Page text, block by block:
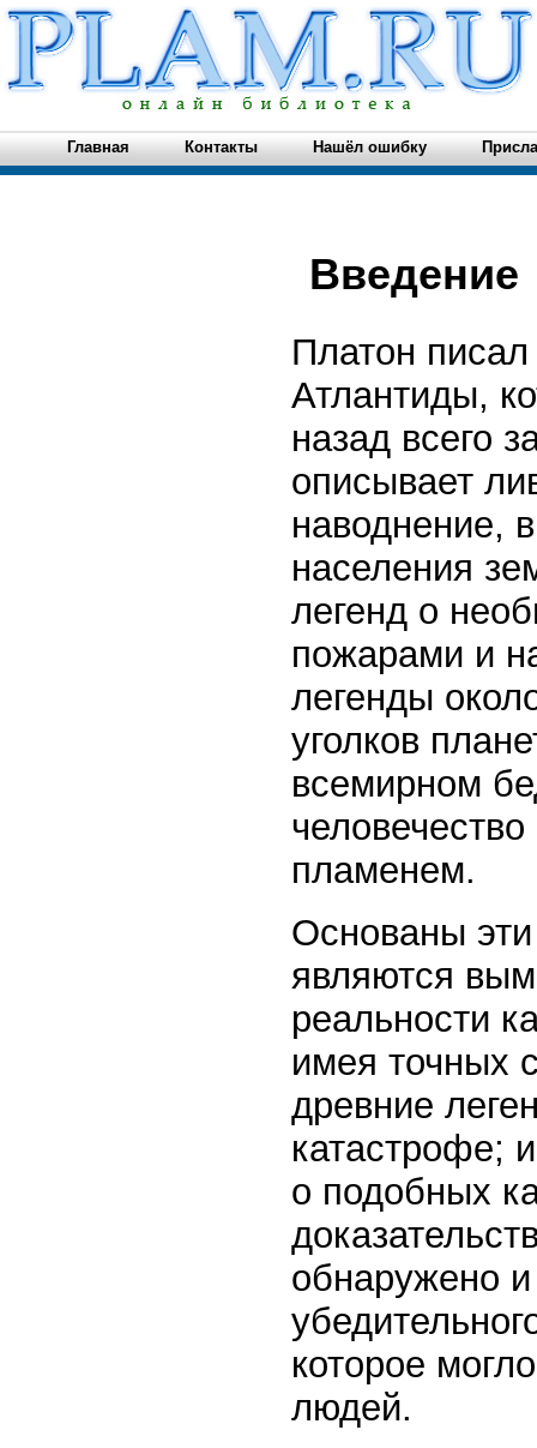
Главная Контакты Нашёл ошибку
Введение
Платон
Атлантиды,
назад всего
описывает
наводнение,
населения
легенд о
пожарами и
легенды
уголков
всемирном
пламенем.
Основаны
являются
реальности
имея точных
древние
катастрофе;
о подобных
обнаружено
которое
людей.